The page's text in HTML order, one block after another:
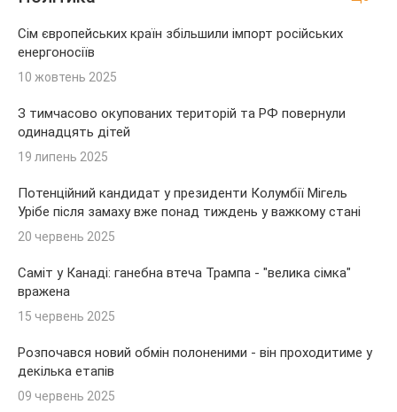
Сім європейських країн збільшили імпорт російських
енергоносіїв
10 жовтень 2025
З тимчасово окупованих територій та РФ повернули
одинадцять дітей
19 липень 2025
Потенційний кандидат у президенти Колумбії Мігель
Урібе після замаху вже понад тиждень у важкому стані
20 червень 2025
Саміт у Канаді: ганебна втеча Трампа - "велика сімка"
вражена
15 червень 2025
Розпочався новий обмін полоненими - він проходитиме у
декілька етапів
09 червень 2025